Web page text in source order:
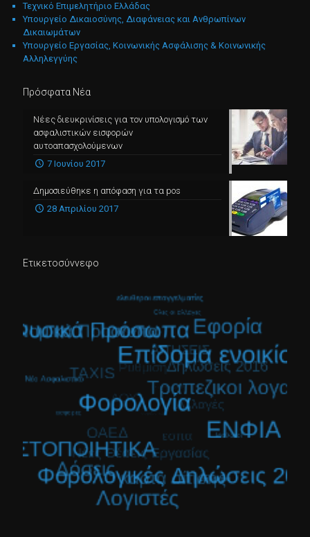
Τεχνικό Επιμελητήριο Ελλάδας
Υπουργείο Δικαιοσύνης, Διαφάνειας και Ανθρωπίνων
Δικαιωμάτων
Υπουργείο Εργασίας, Κοινωνικής Ασφάλισης & Κοινωνικής
Αλληλεγγύης
Πρόσφατα Νέα
Νέες διευκρινίσεις για τον υπολογισμό των
ασφαλιστικών εισφορών
αυτοαπασχολούμενων
7 Ιουνίου 2017
Δημοσιεύθηκε η απόφαση για τα pos
28 Απριλίου 2017
Ετικετοσύννεφο